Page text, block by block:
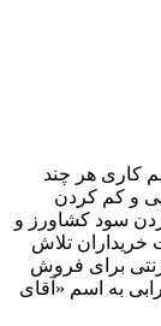
کاری هر چند
و کم کردن
سود کشاورز و
تلاش
برای فروش
به اسم «آقای